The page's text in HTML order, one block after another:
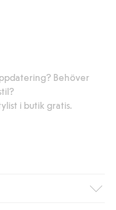
Behöver
i butik gratis.